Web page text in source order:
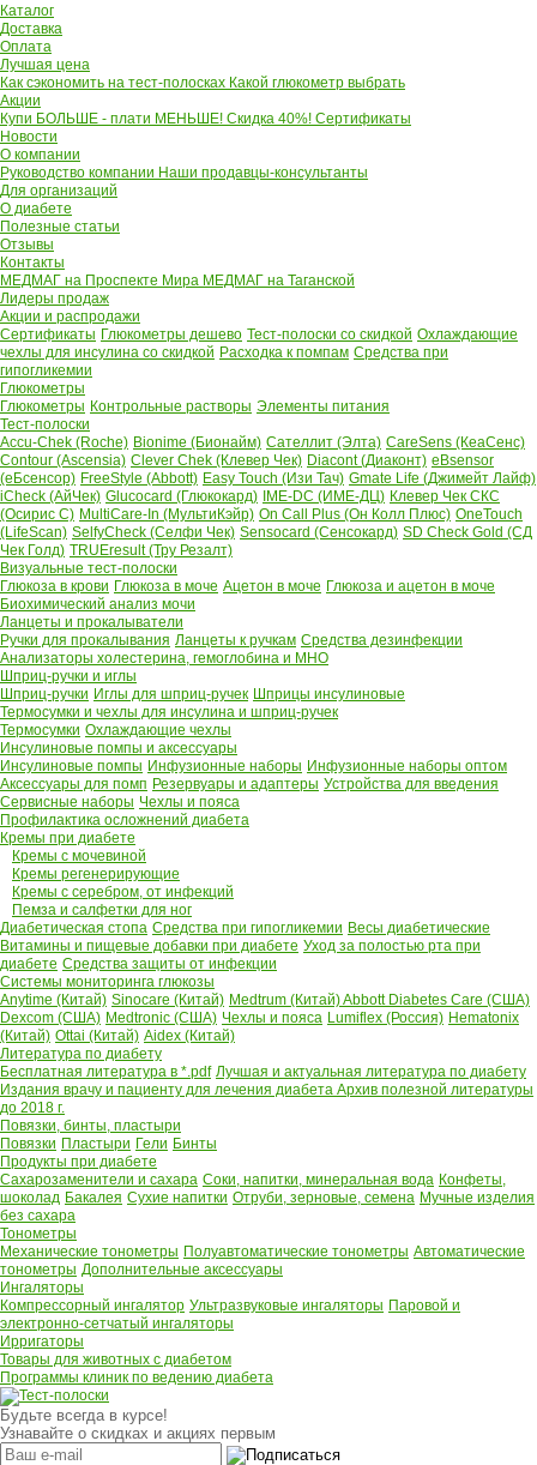
Каталог
Доставка
Оплата
Лучшая цена
Как сэкономить на тест-полосках Какой глюкометр выбрать
Акции
Купи БОЛЬШЕ - плати МЕНЬШЕ! Скидка 40%! Сертификаты
Новости
О компании
Руководство компании Наши продавцы-консультанты
Для организаций
О диабете
Полезные статьи
Отзывы
Контакты
МЕДМАГ на Проспекте Мира МЕДМАГ на Таганской
Лидеры продаж
Акции и распродажи
Сертификаты Глюкометры дешево Тест-полоски со скидкой Охлаждающие
чехлы для инсулина со скидкой Расходка к помпам Средства при
гипогликемии
Глюкометры
Глюкометры Контрольные растворы Элементы питания
Тест-полоски
Accu-Chek (Roche) Bionime (Бионайм) Сателлит (Элта) CareSens (КеаСенс)
Contour (Ascensia) Clever Chek (Клевер Чек) Diacont (Диаконт) eBsensor
(еБсенсор) FreeStyle (Abbott) Easy Touch (Изи Тач) Gmate Life (Джимейт Лайф)
iCheck (АйЧек) Glucocard (Глюкокард) IME-DC (ИМЕ-ДЦ) Клевер Чек СКС
(Осирис С) MultiCare-In (МультиКэйр) On Call Plus (Он Колл Плюс) OneTouch
(LifeScan) SelfyCheck (Селфи Чек) Sensocard (Сенсокард) SD Check Gold (СД
Чек Голд) TRUEresult (Тру Резалт)
Визуальные тест-полоски
Глюкоза в крови Глюкоза в моче Ацетон в моче Глюкоза и ацетон в моче
Биохимический анализ мочи
Ланцеты и прокалыватели
Ручки для прокалывания Ланцеты к ручкам Средства дезинфекции
Анализаторы холестерина, гемоглобина и МНО
Шприц-ручки и иглы
Шприц-ручки Иглы для шприц-ручек Шприцы инсулиновые
Термосумки и чехлы для инсулина и шприц-ручек
Термосумки Охлаждающие чехлы
Инсулиновые помпы и аксессуары
Инсулиновые помпы Инфузионные наборы Инфузионные наборы оптом
Аксессуары для помп Резервуары и адаптеры Устройства для введения
Сервисные наборы Чехлы и пояса
Профилактика осложнений диабета
Кремы при диабете
Кремы с мочевиной
Кремы регенерирующие
Кремы с серебром, от инфекций
Пемза и салфетки для ног
Диабетическая стопа Средства при гипогликемии Весы диабетические
Витамины и пищевые добавки при диабете Уход за полостью рта при
диабете Средства защиты от инфекции
Системы мониторинга глюкозы
Anytime (Китай) Sinocare (Китай) Medtrum (Китай)Abbott Diabetes Care (США)
Dexcom (США) Medtronic (США) Чехлы и пояса Lumiflex (Россия) Hematonix
(Китай) Ottai (Китай) Aidex (Китай)
Литература по диабету
Бесплатная литература в *.pdf Лучшая и актуальная литература по диабету
Издания врачу и пациенту для лечения диабета Архив полезной литературы
до 2018 г.
Повязки, бинты, пластыри
Повязки Пластыри Гели Бинты
Продукты при диабете
Сахарозаменители и сахара Соки, напитки, минеральная вода Конфеты,
шоколад Бакалея Сухие напитки Отруби, зерновые, семена Мучные изделия
без сахара
Тонометры
Механические тонометры Полуавтоматические тонометры Автоматические
тонометры Дополнительные аксессуары
Ингаляторы
Компрессорный ингалятор Ультразвуковые ингаляторы Паровой и
электронно-сетчатый ингаляторы
Ирригаторы
Товары для животных с диабетом
Программы клиник по ведению диабета
Будьте всегда в курсе!
Узнавайте о скидках и акциях первым